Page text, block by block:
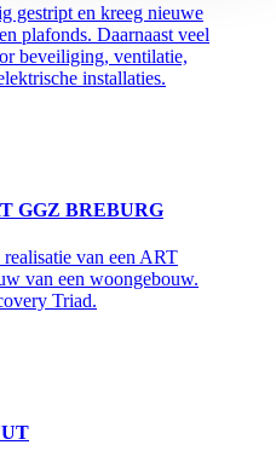
gestript en kreeg nieuwe
plafonds. Daarnaast veel
beveiliging, ventilatie,
installaties.
GGZ BREBURG
realisatie van een ART
van een woongebouw.
Triad.